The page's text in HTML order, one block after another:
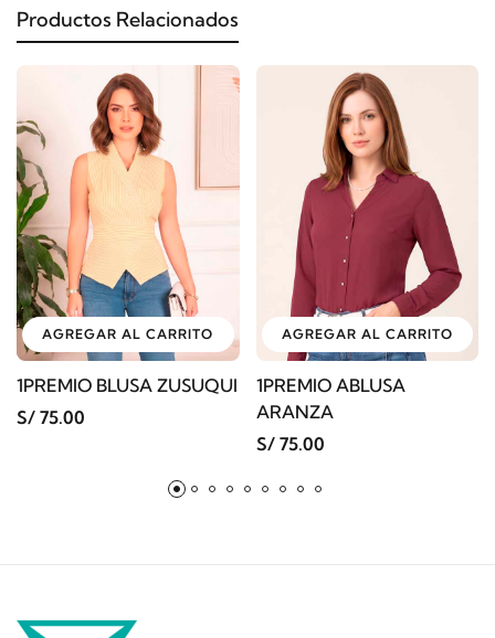
Productos Relacionados
AGREGAR AL CARRITO
1PREMIO BLUSA ZUSUQUI
S/ 75.00
AGREGAR AL CARRITO
1PREMIO ABLUSA
ARANZA
S/ 75.00